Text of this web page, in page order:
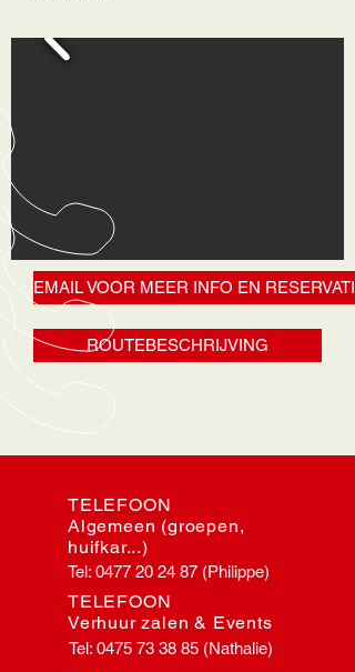
EMAIL VOOR MEER INFO EN
ROUTEBESCHRIJVING
TELEFOON
Algemeen (groepen,
huifkar...)
Tel: 0477 20 24 87 (Philippe)
TELEFOON
Verhuur zalen & Events
Tel: 0475 73 38 85 (Nathalie)